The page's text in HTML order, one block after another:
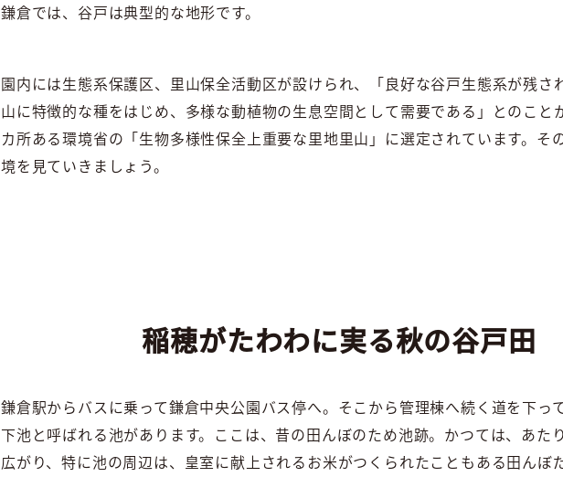
鎌倉では、谷戸は典型的な地形です。
園内には生態系保護区、里山保全活動区が設けられ、「良好な谷戸生態系が残さ
山に特徴的な種をはじめ、多様な動植物の生息空間として需要である」とのこと
カ所ある環境省の「生物多様性保全上重要な里地里山」に選定されています。そ
境を見ていきましょう。
稲穂がたわわに実る秋の谷戸田
鎌倉駅からバスに乗って鎌倉中央公園バス停へ。そこから管理棟へ続く道を下っ
下池と呼ばれる池があります。ここは、昔の田んぼのため池跡。かつては、あた
広がり、特に池の周辺は、皇室に献上されるお米がつくられたこともある田んぼ